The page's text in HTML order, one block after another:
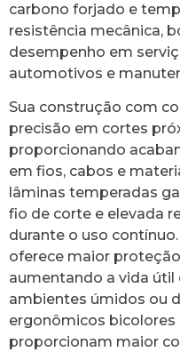
carbono forjado e
resistência mecânica,
desempenho em
automotivos e
Sua construção com
precisão em cortes
proporcionando
em fios, cabos e
lâminas temperadas
fio de corte e elevada
durante o uso
oferece maior
aumentando a vida
ambientes úmidos ou
ergonômicos bicolores
proporcionam maior